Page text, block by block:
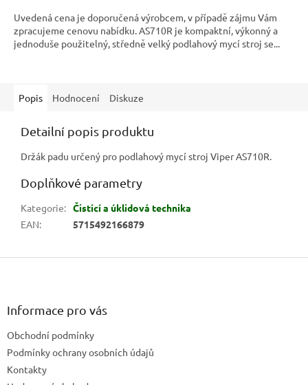
Uvedená cena je doporučená výrobcem, v případě zájmu Vám
zpracujeme cenovu nabídku. AS710R je kompaktní, výkonný a
jednoduše použitelný, středně velký podlahový mycí stroj se...
Popis Hodnocení Diskuze
Detailní popis produktu
Držák padu určený pro podlahový mycí stroj Viper AS710R.
Doplňkové parametry
Kategorie: Čistící a úklidová technika
EAN: 5715492166879
Z
Informace pro vás
Obchodní podmínky
Podmínky ochrany osobních údajů
Kontakty